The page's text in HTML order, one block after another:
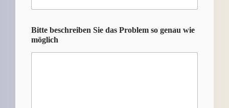
Bitte beschreiben Sie das Problem so genau wie
möglich